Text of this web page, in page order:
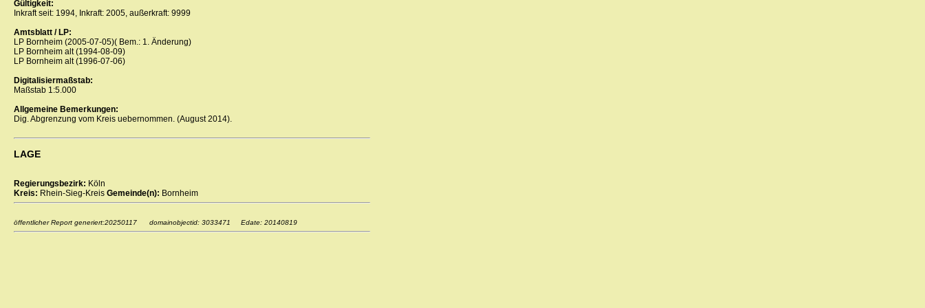
Gültigkeit:
Inkraft seit: 1994, Inkraft: 2005, außerkraft: 9999
Amtsblatt / LP:
LP Bornheim (2005-07-05)( Bem.: 1. Änderung)
LP Bornheim alt (1994-08-09)
LP Bornheim alt (1996-07-06)
Digitalisiermaßstab:
Maßstab 1:5.000
Allgemeine Bemerkungen:
Dig. Abgrenzung vom Kreis uebernommen. (August 2014).
LAGE
Regierungsbezirk: Köln
Kreis: Rhein-Sieg-Kreis Gemeinde(n): Bornheim
öffentlicher Report generiert:20250117 domainobjectid: 3033471 Edate: 20140819